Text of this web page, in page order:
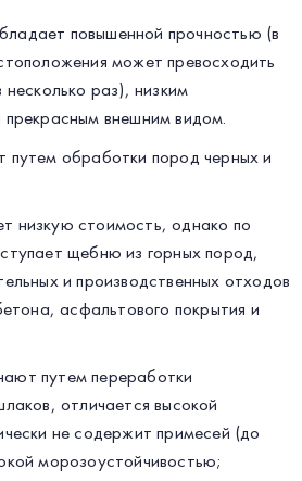
повышенной прочностью (в
может превосходить
раз), низким
внешним видом.
путем обработки пород черных и
низкую стоимость, однако по
щебню из горных пород,
и производственных отходов
асфальтового покрытия и
путем переработки
отличается высокой
не содержит примесей (до
морозоустойчивостью;